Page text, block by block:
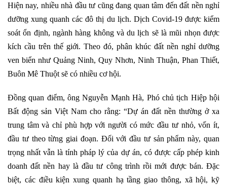
Hiện nay, nhiều nhà đầu tư cũng đang quan tâm đến đất nền nghỉ
dưỡng xung quanh các đô thị du lịch. Dịch Covid-19 được kiểm
soát ổn định, ngành hàng không và du lịch sẽ là mũi nhọn được
kích cầu trên thế giới. Theo đó, phân khúc đất nền nghỉ dưỡng
ven biển như Quảng Ninh, Quy Nhơn, Ninh Thuận, Phan Thiết,
Buôn Mê Thuột sẽ có nhiều cơ hội.
Đồng quan điểm, ông Nguyễn Mạnh Hà, Phó chủ tịch Hiệp hội
Bất động sản Việt Nam cho rằng: “Dự án đất nền thường ở xa
trung tâm và chỉ phù hợp với người có mức đầu tư nhỏ, vốn ít,
đầu tư theo từng giai đoạn. Đối với đầu tư sản phẩm này, quan
trọng nhất vẫn là tính pháp lý của dự án, có được cấp phép kinh
doanh đất nền hay là đầu tư công trình rồi mới được bán. Đặc
biệt, các điều kiện xung quanh hạ tầng giao thông, xã hội, kỹ